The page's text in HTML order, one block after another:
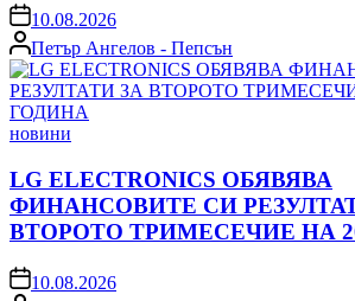
on 10.08.2026
Posted
by
Петър Ангелов - Пепсън
Posted
новини
LG ELECTRONICS ОБЯВЯВА
ФИНАНСОВИТЕ СИ
ВТОРОТО ТРИМЕСЕЧИЕ НА
on 10.08.2026